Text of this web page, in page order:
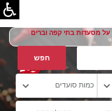
מסעדות בתי קפה וברים